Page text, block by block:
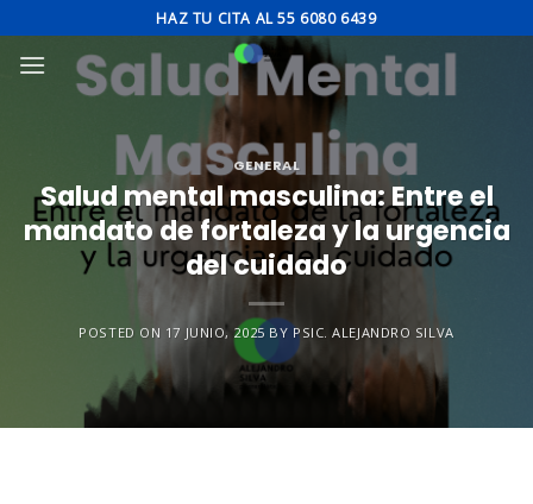
to
content
HAZ TU CITA AL 55 6080 6439
GENERAL
Salud mental masculina: Entre el
mandato de fortaleza y la urgencia
del cuidado
POSTED ON 17 JUNIO, 2025 BY PSIC. ALEJANDRO SILVA